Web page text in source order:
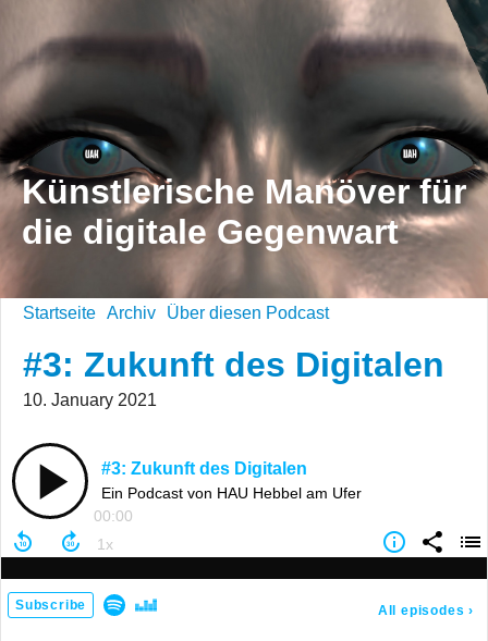
Künstlerische Manöver für
die digitale Gegenwart
Startseite Archiv Über diesen Podcast
#3: Zukunft des Digitalen
10. January 2021
#3: Zukunft des Digitalen
Ein Podcast von HAU Hebbel am Ufer
00:00
Subscribe All episodes ›